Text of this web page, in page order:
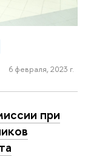
6 февраля, 2023 г.
при